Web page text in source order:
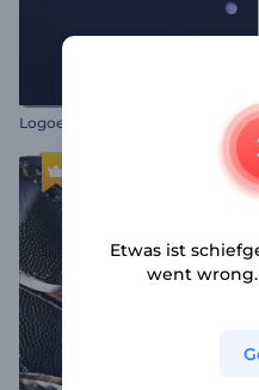
L
ogoenthüllung von Radiant Forms
Etwas ist
went